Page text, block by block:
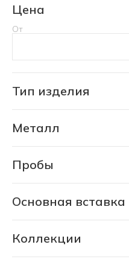
Цена
От
Тип изделия
Металл
Серебро
Ювелирная бронза
Пробы
585
925
Ювелирная бронза
Основная вставка
Коллекции